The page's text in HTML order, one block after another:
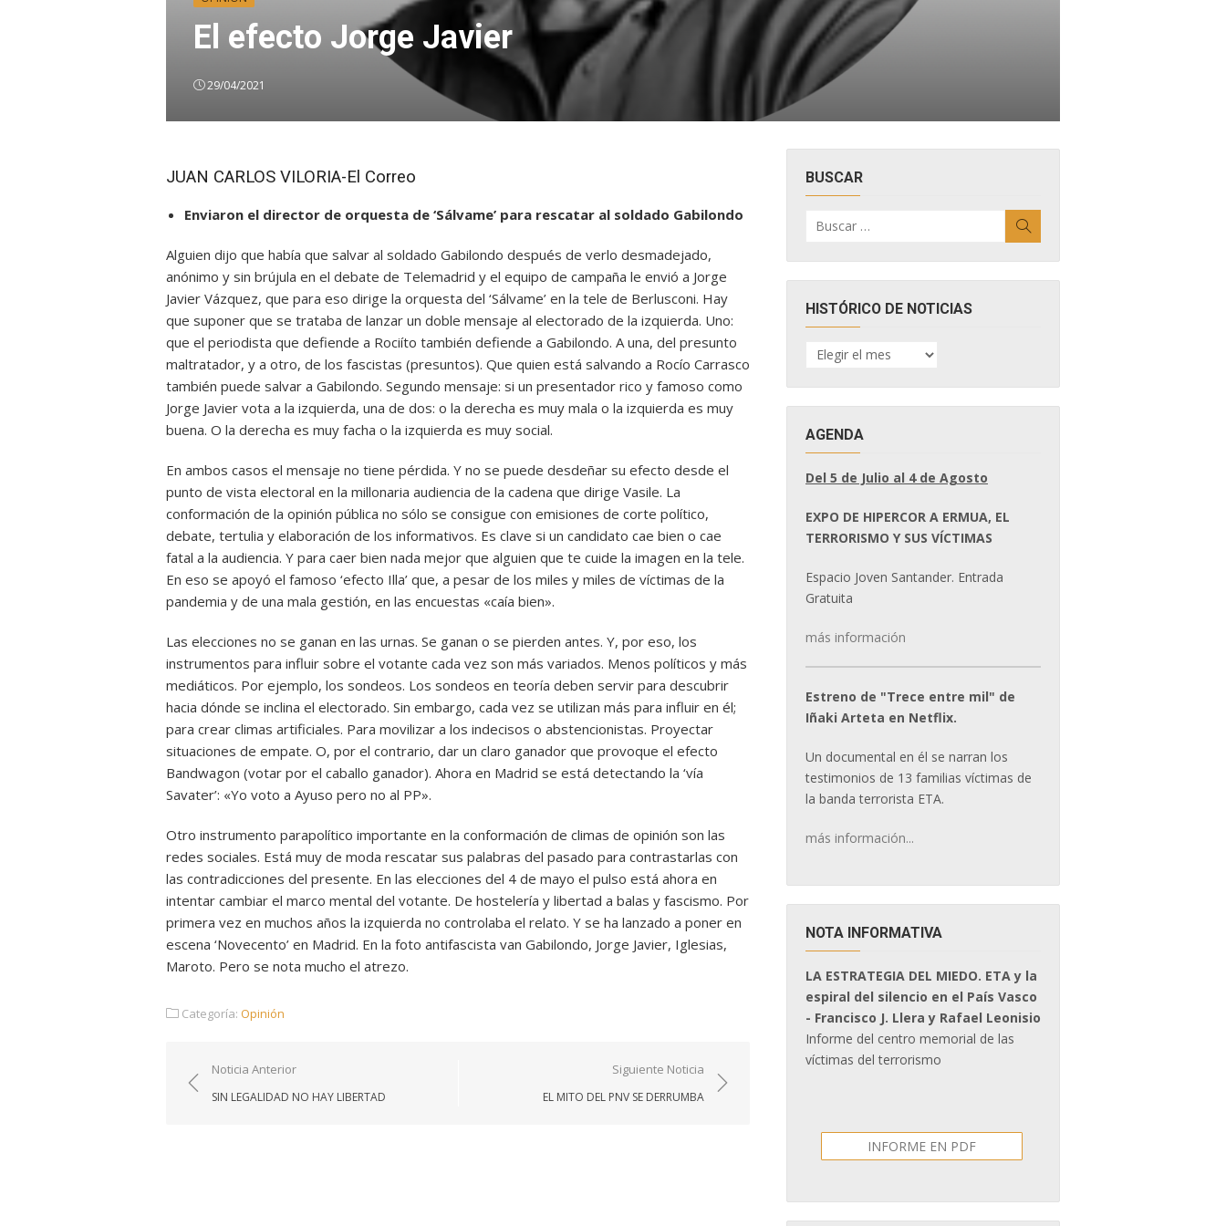
El efecto Jorge Javier
29/04/2021
JUAN CARLOS VILORIA-El Correo
Enviaron el director de orquesta de ‘Sálvame’ para rescatar al soldado Gabilondo
Alguien dijo que había que salvar al soldado Gabilondo después de verlo desmadejado,
anónimo y sin brújula en el debate de Telemadrid y el equipo de campaña le envió a Jorge
Javier Vázquez, que para eso dirige la orquesta del ‘Sálvame’ en la tele de Berlusconi. Hay
que suponer que se trataba de lanzar un doble mensaje al electorado de la izquierda. Uno:
que el periodista que defiende a Rociíto también defiende a Gabilondo. A una, del presunto
maltratador, y a otro, de los fascistas (presuntos). Que quien está salvando a Rocío Carrasco
también puede salvar a Gabilondo. Segundo mensaje: si un presentador rico y famoso como
Jorge Javier vota a la izquierda, una de dos: o la derecha es muy mala o la izquierda es muy
buena. O la derecha es muy facha o la izquierda es muy social.
En ambos casos el mensaje no tiene pérdida. Y no se puede desdeñar su efecto desde el
punto de vista electoral en la millonaria audiencia de la cadena que dirige Vasile. La
conformación de la opinión pública no sólo se consigue con emisiones de corte político,
debate, tertulia y elaboración de los informativos. Es clave si un candidato cae bien o cae
fatal a la audiencia. Y para caer bien nada mejor que alguien que te cuide la imagen en la tele.
En eso se apoyó el famoso ‘efecto Illa’ que, a pesar de los miles y miles de víctimas de la
pandemia y de una mala gestión, en las encuestas «caía bien».
Las elecciones no se ganan en las urnas. Se ganan o se pierden antes. Y, por eso, los
instrumentos para influir sobre el votante cada vez son más variados. Menos políticos y más
mediáticos. Por ejemplo, los sondeos. Los sondeos en teoría deben servir para descubrir
hacia dónde se inclina el electorado. Sin embargo, cada vez se utilizan más para influir en él;
para crear climas artificiales. Para movilizar a los indecisos o abstencionistas. Proyectar
situaciones de empate. O, por el contrario, dar un claro ganador que provoque el efecto
Bandwagon (votar por el caballo ganador). Ahora en Madrid se está detectando la ‘vía
Savater’: «Yo voto a Ayuso pero no al PP».
Otro instrumento parapolítico importante en la conformación de climas de opinión son las
redes sociales. Está muy de moda rescatar sus palabras del pasado para contrastarlas con
las contradicciones del presente. En las elecciones del 4 de mayo el pulso está ahora en
intentar cambiar el marco mental del votante. De hostelería y libertad a balas y fascismo. Por
primera vez en muchos años la izquierda no controlaba el relato. Y se ha lanzado a poner en
escena ‘Novecento’ en Madrid. En la foto antifascista van Gabilondo, Jorge Javier, Iglesias,
Maroto. Pero se nota mucho el atrezo.
Categoría: Opinión
Navegación
de
Noticia Anterior
SIN LEGALIDAD NO HAY LIBERTAD
Siguiente Noticia
EL MITO DEL PNV SE DERRUMBA
BUSCAR
por:
HISTÓRICO DE NOTICIAS
HISTÓRICO
DE
AGENDA
Del 5 de Julio al 4 de Agosto
EXPO DE HIPERCOR A ERMUA, EL
TERRORISMO Y SUS VÍCTIMAS
Espacio Joven Santander. Entrada
Gratuita
más información
Estreno de "Trece entre mil" de
Iñaki Arteta en Netflix.
Un documental en él se narran los
testimonios de 13 familias víctimas de
la banda terrorista ETA.
más información...
NOTA INFORMATIVA
LA ESTRATEGIA DEL MIEDO. ETA y la
espiral del silencio en el País Vasco
- Francisco J. Llera y Rafael Leonisio
Informe del centro memorial de las
víctimas del terrorismo
INFORME EN PDF